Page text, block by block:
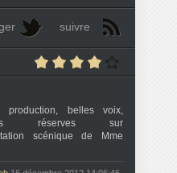
suivre
production, belles voix,
réserves sur
scénique de Mme